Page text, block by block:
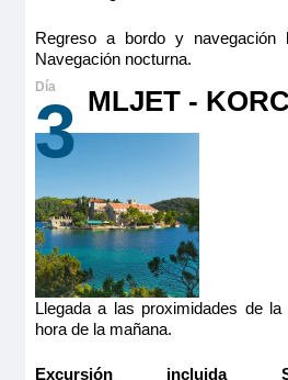
Regreso a bordo y
Navegación nocturna.
3 MLJET -
Llegada a las proximidades de
hora de la mañana.
Excursión incluida